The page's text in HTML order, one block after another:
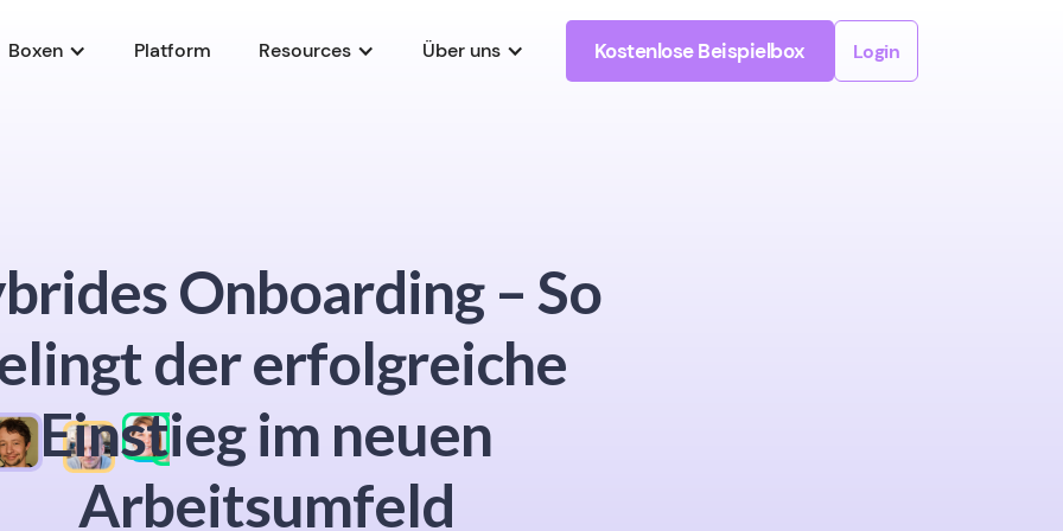
Boxen Platform Resources Über uns Kostenlose Beispielbox Login
Onboarding – So
der erfolgreiche
Einstieg im neuen
Arbeitsumfeld